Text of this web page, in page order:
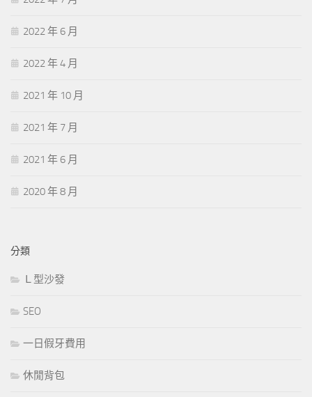
2022 年 6 月
2022 年 4 月
2021 年 10 月
2021 年 7 月
2021 年 6 月
2020 年 8 月
分類
Ｌ型沙發
SEO
一日假牙費用
休閒背包